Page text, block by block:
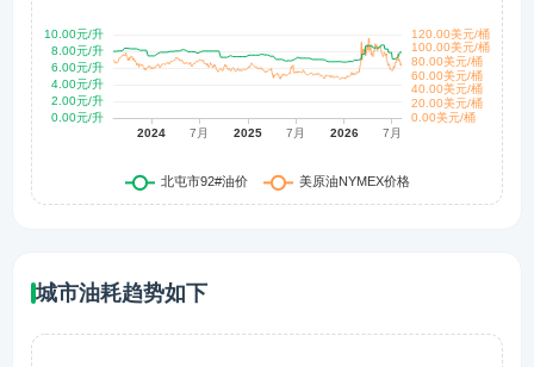
城市油耗趋势如下